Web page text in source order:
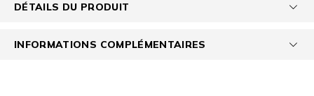
DÉTAILS DU PRODUIT
INFORMATIONS COMPLÉMENTAIRES